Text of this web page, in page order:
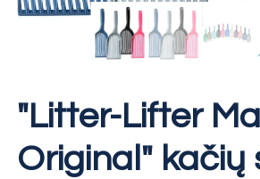
"Litter-Lifter
Original" kačių